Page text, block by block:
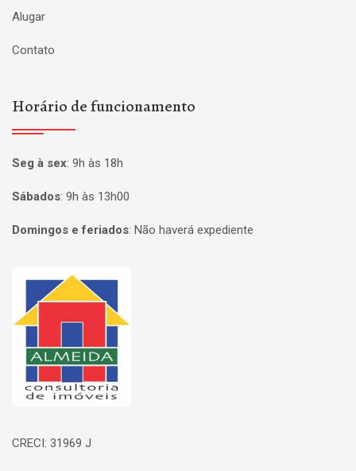
Alugar
Contato
Horário de funcionamento
Seg à sex: 9h às 18h
Sábados: 9h às 13h00
Domingos e feriados: Não haverá expediente
Página inicial
CRECI: 31969 J